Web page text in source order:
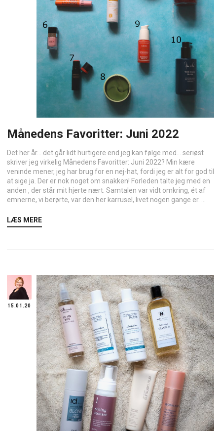
Månedens Favoritter: Juni 2022
Det her år… det går lidt hurtigere end jeg kan følge med… seriøst
skriver jeg virkelig Månedens Favoritter: Juni 2022? Min kære
veninde mener, jeg har brug for en nej-hat, fordi jeg er alt for god til
at sige ja. Der er nok noget om snakken! Forleden talte jeg med en
anden , der står mit hjerte nært. Samtalen var vidt omkring, ét af
emnerne, vi berørte, var den her karrusel, livet nogen gange er. ...
LÆS MERE
15.01.20